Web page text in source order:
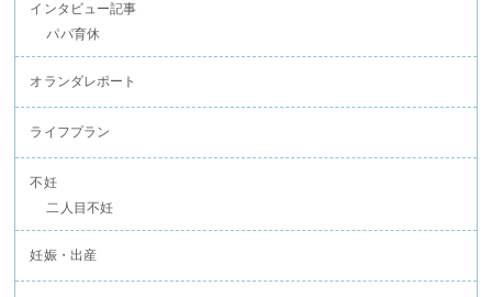
インタビュー記事
パパ育休
オランダレポート
ライフプラン
不妊
二人目不妊
妊娠・出産